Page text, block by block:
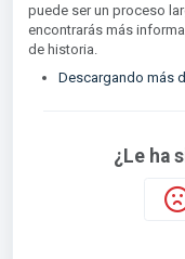
puede ser un proceso
encontrarás más
de historia.
Descargando más
¿Le ha